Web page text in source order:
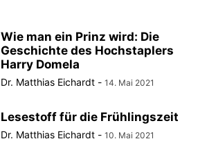
Wie man ein Prinz wird: Die
Geschichte des Hochstaplers
Harry Domela
Dr. Matthias Eichardt - 14. Mai 2021
Lesestoff für die Frühlingszeit
Dr. Matthias Eichardt - 10. Mai 2021